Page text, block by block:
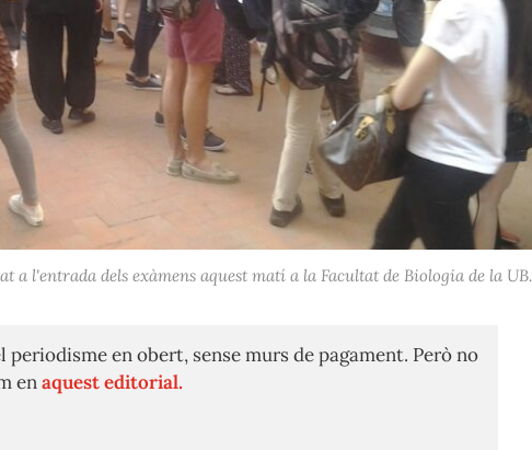
a l'entrada dels exàmens aquest matí a la Facultat de Biologia de la UB.
periodisme en obert, sense murs de pagament. Però no
enaquest editorial.